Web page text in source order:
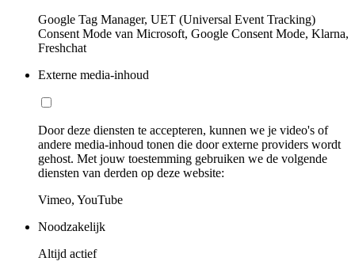
Google Tag Manager, UET (Universal Event Tracking)
Consent Mode van Microsoft, Google Consent Mode, Klarna,
Freshchat
Externe media-inhoud
Door deze diensten te accepteren, kunnen we je video's of
andere media-inhoud tonen die door externe providers wordt
gehost. Met jouw toestemming gebruiken we de volgende
diensten van derden op deze website:
Vimeo, YouTube
Noodzakelijk
Altijd actief